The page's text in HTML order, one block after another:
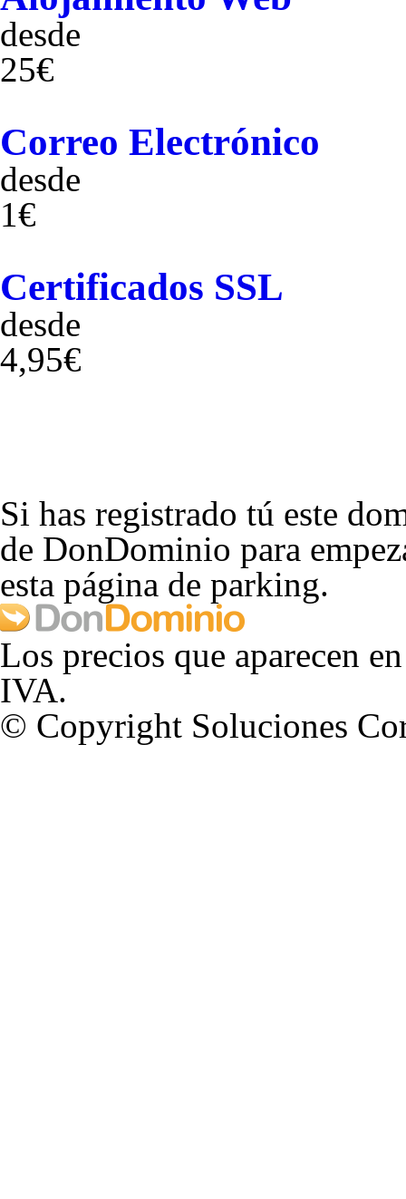
desde
25€
Correo Electrónico
desde
1€
Certificados SSL
desde
4,95€
Si has registrado tú este
de DonDominio para
esta página de parking.
Los precios que aparecen
IVA.
© Copyright Soluciones